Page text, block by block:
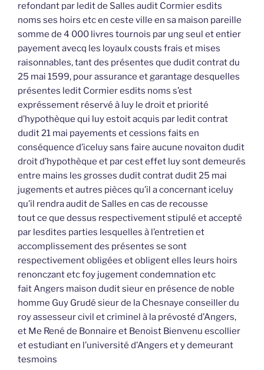
refondant par ledit de Salles audit Cormier esdits
noms ses hoirs etc en ceste ville en sa maison pareille
somme de 4 000 livres tournois par ung seul et entier
payement avecq les loyaulx cousts frais et mises
raisonnables, tant des présentes que dudit contrat du
25 mai 1599, pour assurance et garantage desquelles
présentes ledit Cormier esdits noms s’est
expréssement réservé à luy le droit et priorité
d’hypothèque qui luy estoit acquis par ledit contrat
dudit 21 mai payements et cessions faits en
conséquence d’iceluy sans faire aucune novaiton dudit
droit d’hypothèque et par cest effet luy sont demeurés
entre mains les grosses dudit contrat dudit 25 mai
jugements et autres pièces qu’il a concernant iceluy
qu’il rendra audit de Salles en cas de recousse
tout ce que dessus respectivement stipulé et accepté
par lesdites parties lesquelles à l’entretien et
accomplissement des présentes se sont
respectivement obligées et obligent elles leurs hoirs
renonczant etc foy jugement condemnation etc
fait Angers maison dudit sieur en présence de noble
homme Guy Grudé sieur de la Chesnaye conseiller du
roy assesseur civil et criminel à la prévosté d’Angers,
et Me René de Bonnaire et Benoist Bienvenu escollier
et estudiant en l’université d’Angers et y demeurant
tesmoins